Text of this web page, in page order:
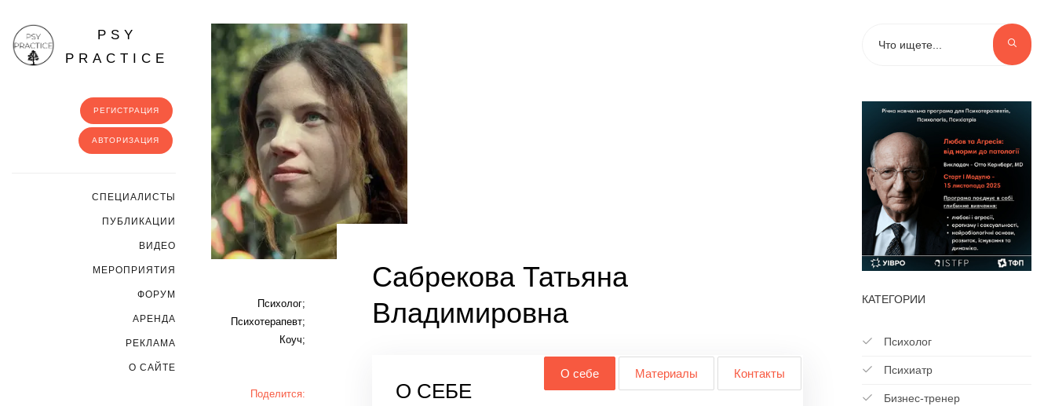
PSY
PRACTICE
РЕГИСТРАЦИЯ
АВТОРИЗАЦИЯ
CПЕЦИАЛИСТЫ
ПУБЛИКАЦИИ
ВИДЕО
МЕРОПРИЯТИЯ
ФОРУМ
АРЕНДА
РЕКЛАМА
О САЙТЕ
Психолог;
Психотерапевт;
Коуч;
Поделится:
Сабрекова Татьяна
Владимировна
О себе Материалы Контакты
О СЕБЕ
КАТЕГОРИИ
Психолог
Психиатр
Бизнес-тренер